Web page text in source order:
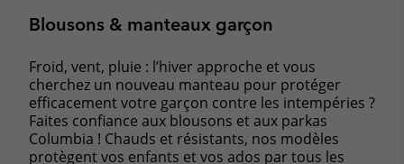
Blousons & manteaux garçon
Froid, vent, pluie : l’hiver approche et vous
cherchez un nouveau manteau pour protéger
efficacement votre garçon contre les intempéries ?
Faites confiance aux blousons et aux parkas
Columbia ! Chauds et résistants, nos modèles
protègent vos enfants et vos ados par tous les